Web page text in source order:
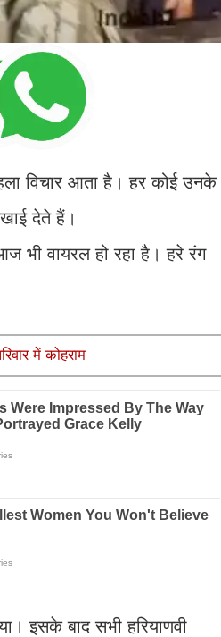
विचार आता है। हर कोई उनके
देते हैं।
भी वायरल हो रहा है। हरे रंग
में कोहराम
इसके बाद सभी हरियाणवी